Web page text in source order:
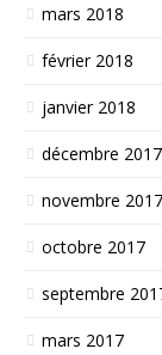
mars 2018
février 2018
janvier 2018
décembre 2017
novembre 2017
octobre 2017
septembre
mars 2017